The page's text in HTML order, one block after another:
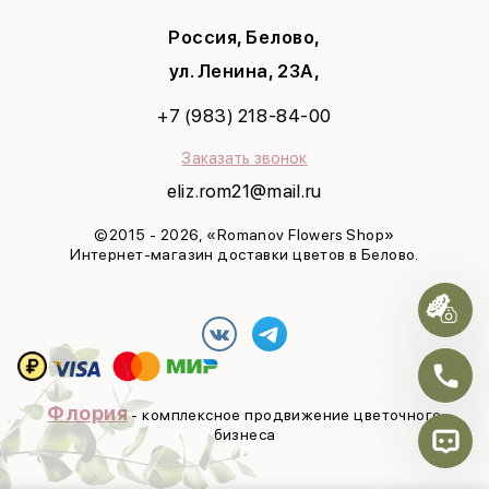
Россия, Белово,
ул. Ленина, 23А,
+7 (983) 218-84-00
Заказать звонок
eliz.rom21@mail.ru
©2015 - 2026, «Romanov Flowers Shop»
Интернет-магазин доставки цветов в Белово.
С днем рождения
Флория- комплексное продвижение цветочного
бизнеса